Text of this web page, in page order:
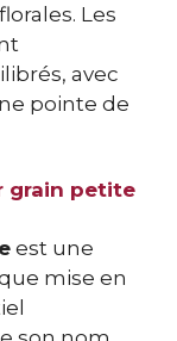
Les
avec
pointe de
grain petite
est une
mise en